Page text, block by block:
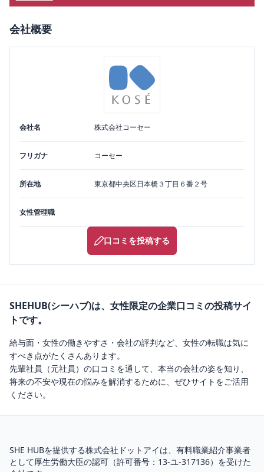
会社概要
会社名 株式会社コーセー
フリガナ コーセー
所在地 東京都中央区日本橋３丁目６番２号
女性管理職
口コミを投稿する
SHEHUB(シーハブ)は、女性限定の企業口コミの投稿サイ
トです。
給与面・女性の働きやすさ・会社の評判など、女性の転職は気に
すべき点がたくさんあります。
先輩社員（元社員）の口コミを通して、本当の会社の姿を知り、
将来の不安や現在の悩みを解消するために、ぜひサイトをご活用
ください。
SHE HUBを提供する株式会社ドットアイは、 有料職業紹介事業者
として厚生労働大臣の認可（許可番号：13-ユ-317136）を受けた